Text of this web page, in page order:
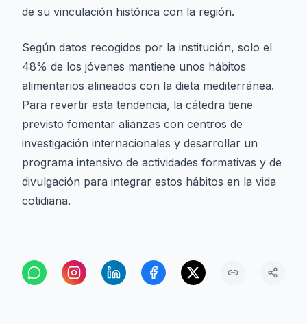
de su vinculación histórica con la región.
Según datos recogidos por la institución, solo el
48% de los jóvenes mantiene unos hábitos
alimentarios alineados con la dieta mediterránea.
Para revertir esta tendencia, la cátedra tiene
previsto fomentar alianzas con centros de
investigación internacionales y desarrollar un
programa intensivo de actividades formativas y de
divulgación para integrar estos hábitos en la vida
cotidiana.